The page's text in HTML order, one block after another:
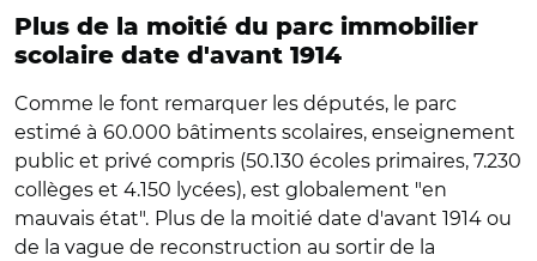
Plus de la moitié du parc immobilier
scolaire date d'avant 1914
Comme le font remarquer les députés, le parc
estimé à 60.000 bâtiments scolaires, enseignement
public et privé compris (50.130 écoles primaires, 7.230
collèges et 4.150 lycées), est globalement "en
mauvais état". Plus de la moitié date d'avant 1914 ou
de la vague de reconstruction au sortir de la